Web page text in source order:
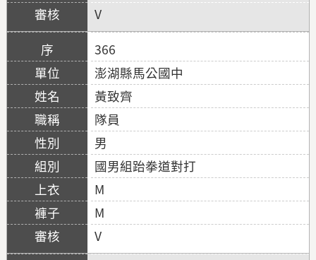
V
366
澎湖縣馬公國中
黃致齊
隊員
男
國男組跆拳道對打
M
M
V